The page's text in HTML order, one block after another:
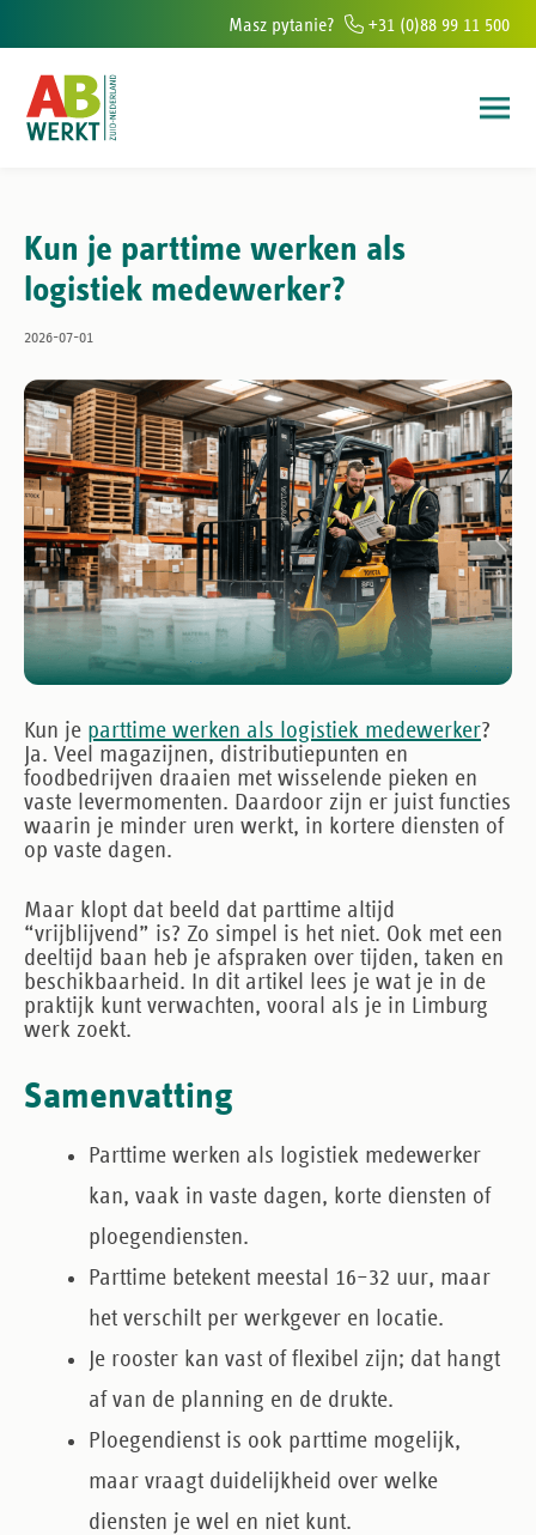
w południowej Holandii
Masz pytanie? +31 (0)88 99 11 500
Kun je parttime werken als
logistiek medewerker?
2026-07-01
Kun je parttime werken als logistiek medewerker?
Ja. Veel magazijnen, distributiepunten en
foodbedrijven draaien met wisselende pieken en
vaste levermomenten. Daardoor zijn er juist functies
waarin je minder uren werkt, in kortere diensten of
op vaste dagen.
Maar klopt dat beeld dat parttime altijd
“vrijblijvend” is? Zo simpel is het niet. Ook met een
deeltijd baan heb je afspraken over tijden, taken en
beschikbaarheid. In dit artikel lees je wat je in de
praktijk kunt verwachten, vooral als je in Limburg
werk zoekt.
Samenvatting
Parttime werken als logistiek medewerker
kan, vaak in vaste dagen, korte diensten of
ploegendiensten.
Parttime betekent meestal 16–32 uur, maar
het verschilt per werkgever en locatie.
Je rooster kan vast of flexibel zijn; dat hangt
af van de planning en de drukte.
Ploegendienst is ook parttime mogelijk,
maar vraagt duidelijkheid over welke
diensten je wel en niet kunt.